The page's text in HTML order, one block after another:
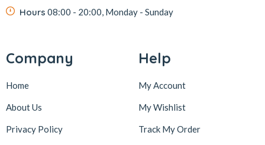
Hours 08:00 - 20:00, Monday - Sunday
Company
Home
About Us
Privacy Policy
Help
My Account
My Wishlist
Track My Order